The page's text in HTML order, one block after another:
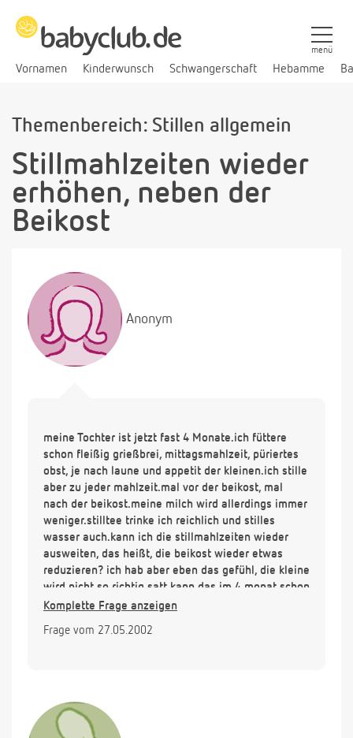
Vornamen Kinderwunsch Schwangerschaft Hebamme
menü
Themenbereich: Stillen allgemein
Stillmahlzeiten wieder
erhöhen, neben der
Beikost
Anonym
meine Tochter ist jetzt fast 4 Monate.ich füttere
schon fleißig grießbrei, mittagsmahlzeit, püriertes
obst, je nach laune und appetit der kleinen.ich stille
aber zu jeder mahlzeit.mal vor der beikost, mal
nach der beikost.meine milch wird allerdings immer
weniger.stilltee trinke ich reichlich und stilles
wasser auch.kann ich die stillmahlzeiten wieder
ausweiten, das heißt, die beikost wieder etwas
reduzieren? ich hab aber eben das gefühl, die kleine
wird nicht so richtig satt.kann das im 4 monat schon
sein?sie war bei der geburt über 4kg und wiegt jetzt
ich will auf keinen fall mit flaschennahrung
Komplette Frage anzeigen
Frage vom 27.05.2002